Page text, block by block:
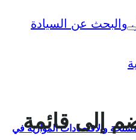
والاقتصادات الموازية في
إلى قائمة